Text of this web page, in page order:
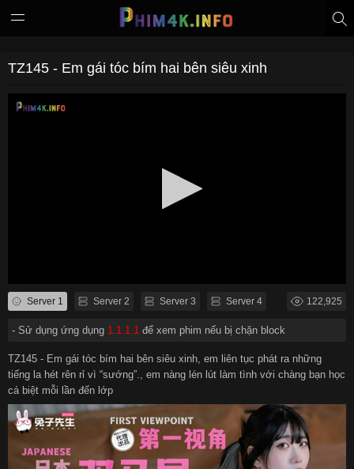
TZ145 - Em gái tóc bím hai bên siêu xinh
Server 1 Server 2 Server 3 Server 4 122,925
- Sử dụng ứng dụng 1.1.1.1 để xem phim nếu bị chặn block
TZ145 - Em gái tóc bím hai bên siêu xinh, em liên tục phát ra những
tiếng la hét rên rỉ vì “sướng”., em nàng lén lút làm tình với chàng bạn học
cá biệt mỗi lần đến lớp